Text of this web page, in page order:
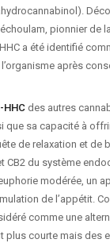
pionnier de
a été identifié
après
HHC des autres
que sa capacité à
de relaxation et de
CB2 du système
modérée, un
de l’appétit.
comme une
plus courte mais des